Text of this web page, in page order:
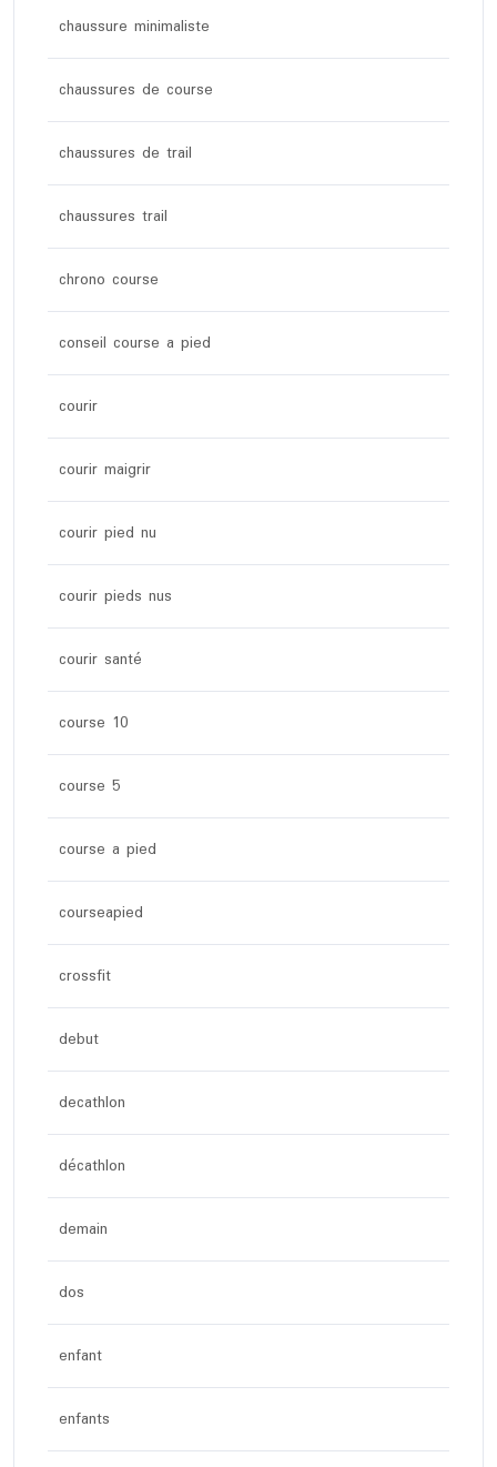
chaussure minimaliste
chaussures de course
chaussures de trail
chaussures trail
chrono course
conseil course a pied
courir
courir maigrir
courir pied nu
courir pieds nus
courir santé
course 10
course 5
course a pied
courseapied
crossfit
debut
decathlon
décathlon
demain
dos
enfant
enfants